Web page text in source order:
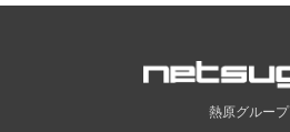
熱原グループ